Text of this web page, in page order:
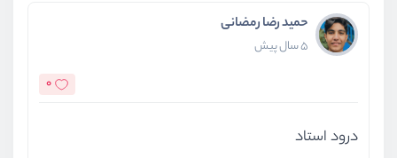
حمید رضا رمضانی
5 سال پیش
0
درود استاد